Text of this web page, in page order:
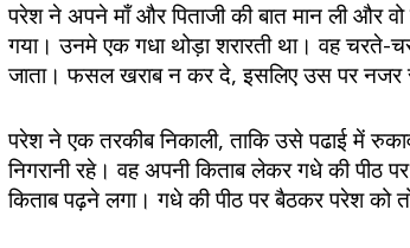
परेश ने अपने माँ और पिताजी की बात मान ली और
गया। उनमे एक गधा थोड़ा शरारती था। वह
जाता। फसल खराब न कर दे, इसलिए उस पर नजर
परेश ने एक तरकीब निकाली, ताकि उसे पढाई में
निगरानी रहे। वह अपनी किताब लेकर गधे की पीठ
किताब पढ़ने लगा। गधे की पीठ पर बैठकर परेश को